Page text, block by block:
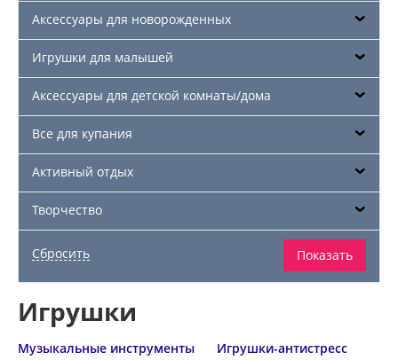
Аксессуары для новорожденных
Игрушки для малышей
Аксессуары для детской комнаты/дома
Все для купания
Активный отдых
Творчество
Игрушки
Музыкальные инструменты
Игрушки-антистресс